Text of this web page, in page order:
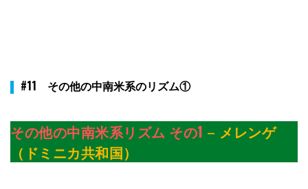
#11 その他の中南米系のリズム①
その他の中南米系リズム その1 – メレンゲ
（ドミニカ共和国）